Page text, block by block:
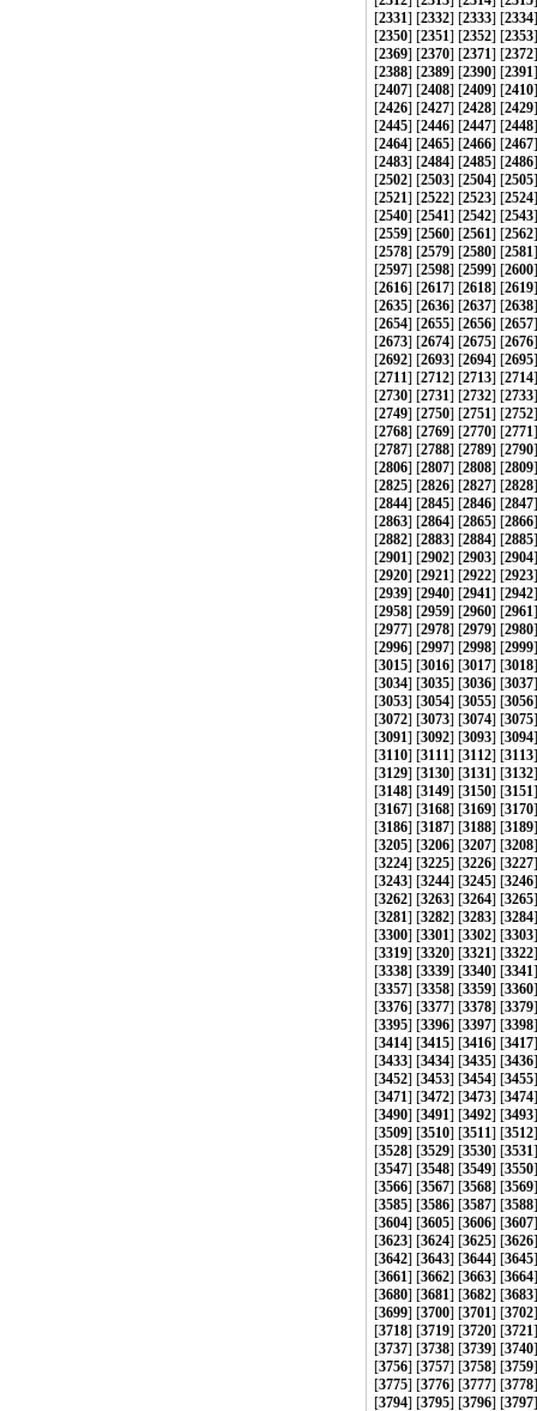
[2331] [2332] [2333] [2334
[2350] [2351] [2352] [2353
[2369] [2370] [2371] [2372
[2388] [2389] [2390] [2391
[2407] [2408] [2409] [2410
[2426] [2427] [2428] [2429
[2445] [2446] [2447] [2448
[2464] [2465] [2466] [2467
[2483] [2484] [2485] [2486
[2502] [2503] [2504] [2505
[2521] [2522] [2523] [2524
[2540] [2541] [2542] [2543
[2559] [2560] [2561] [2562
[2578] [2579] [2580] [2581
[2597] [2598] [2599] [2600
[2616] [2617] [2618] [2619
[2635] [2636] [2637] [2638
[2654] [2655] [2656] [2657
[2673] [2674] [2675] [2676
[2692] [2693] [2694] [2695
[2711] [2712] [2713] [2714
[2730] [2731] [2732] [2733
[2749] [2750] [2751] [2752
[2768] [2769] [2770] [2771
[2787] [2788] [2789] [2790
[2806] [2807] [2808] [2809
[2825] [2826] [2827] [2828
[2844] [2845] [2846] [2847
[2863] [2864] [2865] [2866
[2882] [2883] [2884] [2885
[2901] [2902] [2903] [2904
[2920] [2921] [2922] [2923
[2939] [2940] [2941] [2942
[2958] [2959] [2960] [2961
[2977] [2978] [2979] [2980
[2996] [2997] [2998] [2999
[3015] [3016] [3017] [3018
[3034] [3035] [3036] [3037
[3053] [3054] [3055] [3056
[3072] [3073] [3074] [3075
[3091] [3092] [3093] [3094
[3110] [3111] [3112] [3113
[3129] [3130] [3131] [3132
[3148] [3149] [3150] [3151
[3167] [3168] [3169] [3170
[3186] [3187] [3188] [3189
[3205] [3206] [3207] [3208
[3224] [3225] [3226] [3227
[3243] [3244] [3245] [3246
[3262] [3263] [3264] [3265
[3281] [3282] [3283] [3284
[3300] [3301] [3302] [3303
[3319] [3320] [3321] [3322
[3338] [3339] [3340] [3341
[3357] [3358] [3359] [3360
[3376] [3377] [3378] [3379
[3395] [3396] [3397] [3398
[3414] [3415] [3416] [3417
[3433] [3434] [3435] [3436
[3452] [3453] [3454] [3455
[3471] [3472] [3473] [3474
[3490] [3491] [3492] [3493
[3509] [3510] [3511] [3512
[3528] [3529] [3530] [3531
[3547] [3548] [3549] [3550
[3566] [3567] [3568] [3569
[3585] [3586] [3587] [3588
[3604] [3605] [3606] [3607
[3623] [3624] [3625] [3626
[3642] [3643] [3644] [3645
[3661] [3662] [3663] [3664
[3680] [3681] [3682] [3683
[3699] [3700] [3701] [3702
[3718] [3719] [3720] [3721
[3737] [3738] [3739] [3740
[3756] [3757] [3758] [3759
[3775] [3776] [3777] [3778
[3794] [3795] [3796] [3797